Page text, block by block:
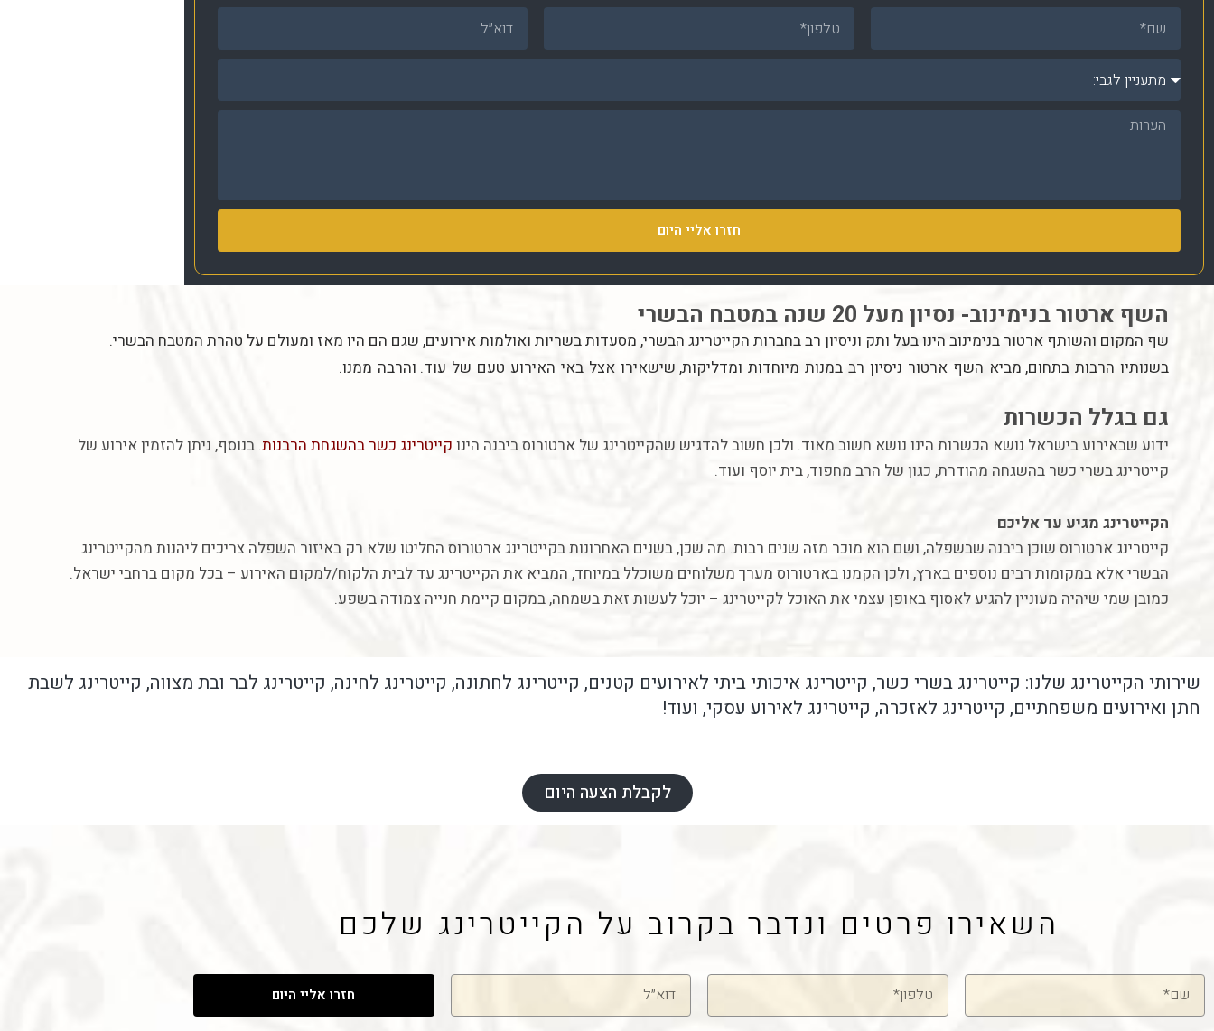
טלפון
לגבי:
הערות
חזרו אליי היום
השף ארטור בנימינוב- נסיון מעל 20 שנה במטבח הבשרי
שף המקום והשותף ארטור בנימינוב הינובעל ותק וניסיון רבבחברות הקייטרינג הבשרי, מסעדותבשריות ואולמותאירועים, שגם הם היו מאז ומעולם על טהרת המטבח הבשרי.
בשנותיו הרבות בתחום, מביא השף ארטור ניסיון רב במנות מיוחדות ומדליקות, שישאירו אצל באי האירוע טעם של עוד. והרבה ממנו.
גם בגלל הכשרות
ידוע שבאירוע בישראל נושא הכשרות הינו נושא חשוב מאוד. ולכן חשוב להדגיש שהקייטרינג של ארטורוס ביבנה הינו קייטרינג כשר בהשגחת הרבנות. בנוסף, ניתן להזמין אירוע של
קייטרינג בשרי כשר בהשגחה מהודרת, כגון של הרב מחפוד, בית יוסף ועוד.
הקייטרינג מגיע עד אליכם
קייטרינג ארטורוס שוכן ביבנה שבשפלה, ושם הוא מוכר מזה שנים רבות. מה שכן, בשנים האחרונות בקייטרינג ארטורוס החליטו שלא רק באיזור השפלה צריכים ליהנות מהקייטרינג
הבשרי אלא במקומות רבים נוספים בארץ, ולכן הקמנו בארטורוס מערך משלוחים משוכלל במיוחד, המביא את הקייטרינג עד לבית הלקוח/למקום האירוע – בכל מקום ברחבי ישראל.
כמובן שמי שיהיה מעוניין להגיע לאסוף באופן עצמי את האוכל לקייטרינג – יוכל לעשות זאת בשמחה, במקום קיימת חנייה צמודה בשפע.
שירותי הקייטרינג שלנו: קייטרינג בשרי כשר, קייטרינג איכותי ביתי לאירועים קטנים, קייטרינג לחתונה, קייטרינג לחינה, קייטרינג לבר ובת מצווה, קייטרינג לשבת
חתן ואירועים משפחתיים, קייטרינג לאזכרה, קייטרינג לאירוע עסקי, ועוד!
לקבלת הצעה היום
השאירו פרטים ונדבר בקרוב על הקייטרינג שלכם
טלפון חזרו אליי היום